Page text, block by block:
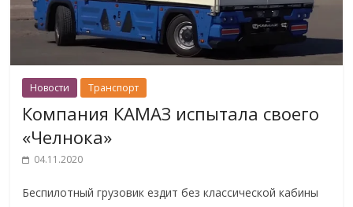
Новости Транспорт
Компания КАМАЗ испытала своего
«Челнока»
04.11.2020
Беспилотный грузовик ездит без классической кабины